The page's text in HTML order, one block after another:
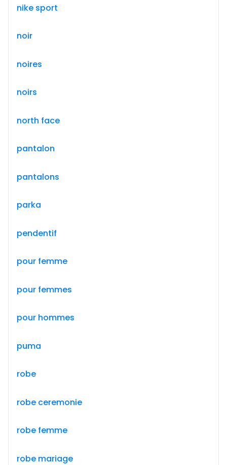
nike sport
noir
noires
noirs
north face
pantalon
pantalons
parka
pendentif
pour femme
pour femmes
pour hommes
puma
robe
robe ceremonie
robe femme
robe mariage